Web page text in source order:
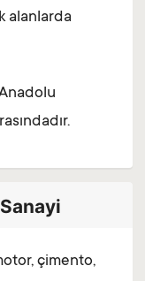
alanlarda
çimento,